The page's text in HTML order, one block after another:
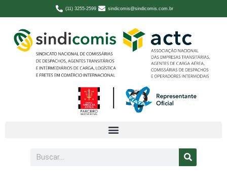
(11) 3255-2599 sindicomis@sindicomis.com.br